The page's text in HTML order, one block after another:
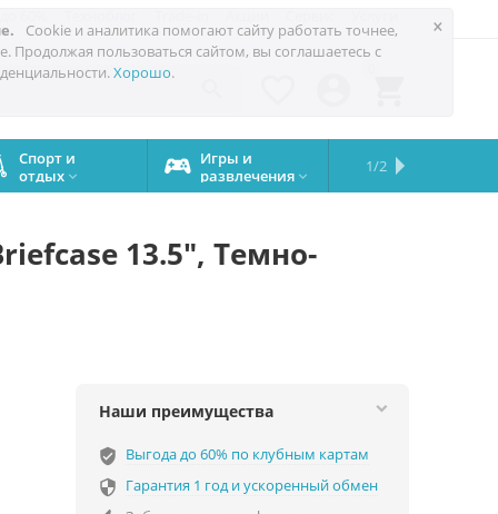
×
Cookie и аналитика помогают сайту работать точнее,
Продолжая пользоваться сайтом, вы соглашаетесь с
Хорошо.
Спорт и
отдых 
Игры и
развлечения 
Сервисный
центр
Сравните
iPhone
Подарки
на все
случаи
Запчасти
Бренды
1/2
13.5", Темно-
Наши преимущества
verified_user Выгода до 60% по клубным картам
 Гарантия 1 год и ускоренный обмен